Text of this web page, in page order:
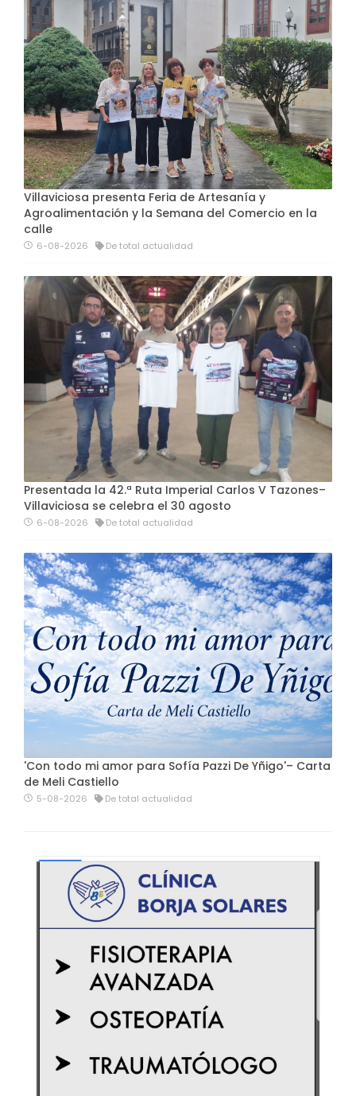
Villaviciosa presenta Feria de Artesanía y
Agroalimentación y la Semana del Comercio en la
calle
6-08-2026 De total actualidad
Presentada la 42.ª Ruta Imperial Carlos V Tazones–
Villaviciosa se celebra el 30 agosto
6-08-2026 De total actualidad
'Con todo mi amor para Sofía Pazzi De Yñigo'– Carta
de Meli Castiello
5-08-2026 De total actualidad